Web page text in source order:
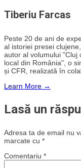
Tiberiu Farcas
Peste 20 de ani de
al istoriei presei
autor al volumului "Cluj
local din România", o
și CFR, realizată în
Learn More →
Lasă un
Adresa ta de email nu
marcate cu *
Comentariu *